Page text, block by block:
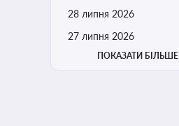
28 липня 2026
27 липня 2026
ПОКАЗАТИ БІЛЬШЕ